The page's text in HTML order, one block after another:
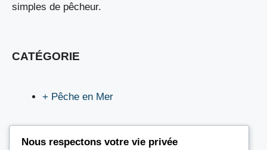
simples de pêcheur.
CATÉGORIE
+ Pêche en Mer
Nous respectons votre vie privée